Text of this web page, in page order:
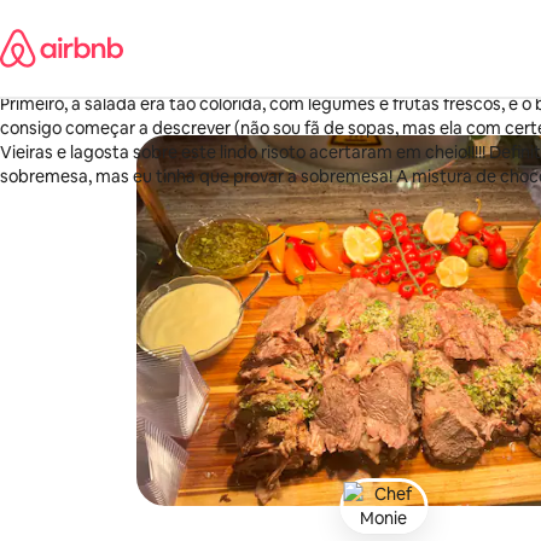
para
o
Glenside, Pensilvânia
,
·maio de 2026
Por onde começo? Desde o momento em que ela estacionou!
Primeiro, a salada era tão colorida, com legumes e frutas frescos, e
consigo começar a descrever (não sou fã de sopas, mas ela com
Vieiras e lagosta sobre este lindo risoto acertaram em cheio!!!!!
sobremesa, mas eu tinha que provar a sobremesa! A mistura de
frescos acertou em cheio! Se eu estiver na cidade novamente, farei